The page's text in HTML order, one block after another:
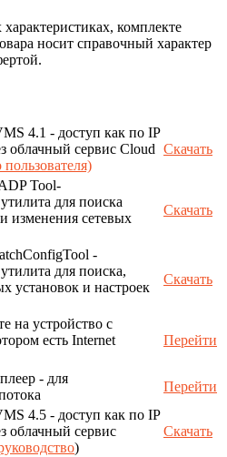
комплекте
носит справочный характер
4.1 - доступ как по IP
облачный сервис Cloud Скачать
Tool-
для поиска
изменения сетевых
Скачать
-
для поиска,
установок и настроек
Скачать
на устройство с
есть Internet
Перейти
- для
Перейти
4.5 - доступ как по IP
облачный сервис
)
Скачать